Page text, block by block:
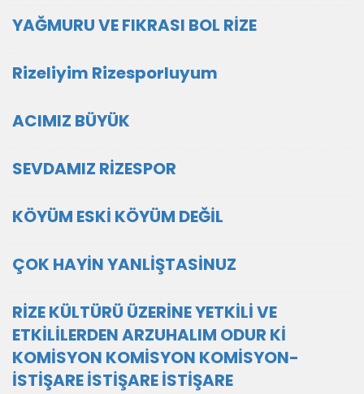
YAĞMURU VE FIKRASI BOL RİZE
Rizeliyim Rizesporluyum
ACIMIZ BÜYÜK
SEVDAMIZ RİZESPOR
KÖYÜM ESKİ KÖYÜM DEĞİL
ÇOK HAYİN YANLİŞTASİNUZ
RİZE KÜLTÜRÜ ÜZERİNE YETKİLİ VE
ETKİLİLERDEN ARZUHALIM ODUR Kİ
KOMİSYON KOMİSYON KOMİSYON-
İSTİŞARE İSTİŞARE İSTİŞARE